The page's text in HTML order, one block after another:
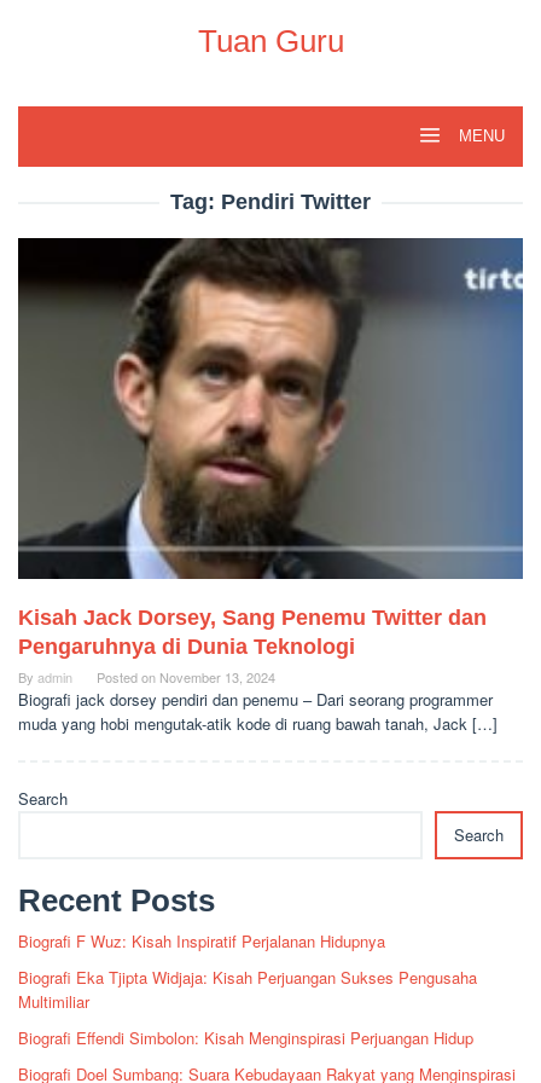
Tuan Guru
MENU
Tag: Pendiri Twitter
Kisah Jack Dorsey, Sang Penemu Twitter dan
Pengaruhnya di Dunia Teknologi
By admin Posted on November 13, 2024
Biografi jack dorsey pendiri dan penemu – Dari seorang programmer
muda yang hobi mengutak-atik kode di ruang bawah tanah, Jack […]
Search
Search
Recent Posts
Biografi F Wuz: Kisah Inspiratif Perjalanan Hidupnya
Biografi Eka Tjipta Widjaja: Kisah Perjuangan Sukses Pengusaha
Multimiliar
Biografi Effendi Simbolon: Kisah Menginspirasi Perjuangan Hidup
Biografi Doel Sumbang: Suara Kebudayaan Rakyat yang Menginspirasi